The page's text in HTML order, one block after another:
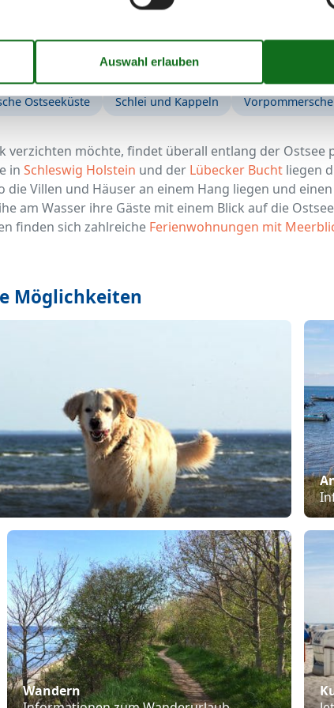
Ostseeküste Schlei und Kappeln
möchte, findet überall entlang der Ostsee
in Schleswig Holstein und der Lübecker Bucht liegen
die Villen und Häuser an einem Hang liegen und
am Wasser ihre Gäste mit einem Blick auf die
finden sich zahlreiche Ferienwohnungen mit
Möglichkeiten
Wandern